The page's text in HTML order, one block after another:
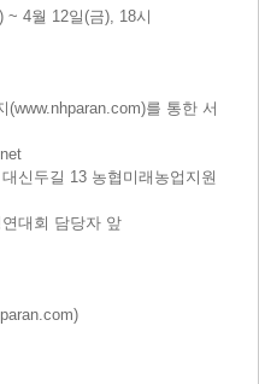
) ~ 4월 12일(금), 18시
(www.nhparan.com)를 통한 서
신두길 13 농협미래농업지원
대회 담당자 앞
)